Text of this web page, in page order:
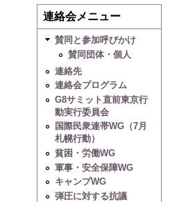
連絡会メニュー
賛同と参加呼びかけ
賛同団体・個人
連絡先
連絡会プログラム
G8サミット直前東京行
動実行委員会
国際民衆連帯WG（7月
札幌行動）
貧困・労働WG
軍事・安全保障WG
キャンプWG
弾圧に対する抗議